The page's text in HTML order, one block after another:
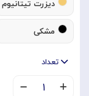
دیزرت تیتانیوم
مشکی
تعداد
۱